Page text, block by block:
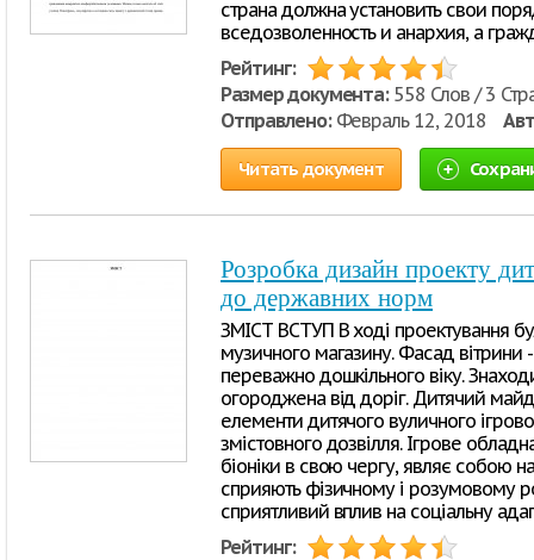
страна должна установить свои
вседозволенность и анархия, а
Рейтинг:
Размер документа:558 Слов / 3
Отправлено:Февраль 12, 2018
Читать документ
Розробка дизайн проекту
до державних норм
ЗМІСТ ВСТУП В ході проектування
музичного магазину. Фасад вітрини
переважно дошкільного віку.
огороджена від доріг. Дитячий
елементи дитячого вуличного
змістовного дозвілля. Ігрове
біоніки в свою чергу, являє собою
сприяють фізичному і розумовому
сприятливий вплив на соціальну
Рейтинг: